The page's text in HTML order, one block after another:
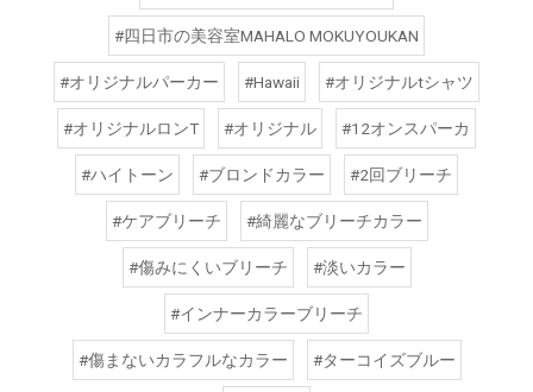
#四日市の美容室MAHALO MOKUYOUKAN
#オリジナルパーカー #Hawaii #オリジナルtシャツ
#オリジナルロンT #オリジナル #12オンスパーカ
#ハイトーン #ブロンドカラー #2回ブリーチ
#ケアブリーチ #綺麗なブリーチカラー
#傷みにくいブリーチ #淡いカラー
#インナーカラーブリーチ
#傷まないカラフルなカラー #ターコイズブルー